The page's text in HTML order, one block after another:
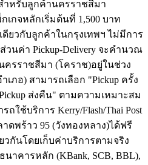
ำหรับลูกค้านครราชสีมา
เกจหลักเริ่มต้นที่ 1,500 บาท
ยวกับลูกค้าในกรุงเทพฯ ไม่มีการ
วนค่า Pickup-Delivery จะคำนวณ
รราชสีมา (โคราช)อยู่ในช่วง
เภอ) สามารถเลือก "Pickup ครั้ง
ส่งคืน" ตามความเหมาะสม
ใช้บริการ Kerry/Flash/Thai Post
ดพร้าว 95 (วังทองหลาง)ได้ฟรี
วกันโดยเก็บค่าบริการตามจริง
าคารหลัก (KBank, SCB, BBL),